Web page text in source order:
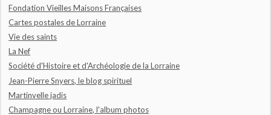
Fondation Vieilles Maisons Françaises
Cartes postales de Lorraine
Vie des saints
La Nef
Société d'Histoire et d'Archéologie de la Lorraine
Jean-Pierre Snyers, le blog spirituel
Martinvelle jadis
Champagne ou Lorraine, l'album photos